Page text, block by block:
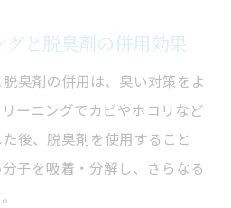
と脱臭剤の併用効果
臭剤の併用は、臭い対策をよ
ーニングでカビやホコリなど
後、脱臭剤を使用すること
子を吸着・分解し、さらなる